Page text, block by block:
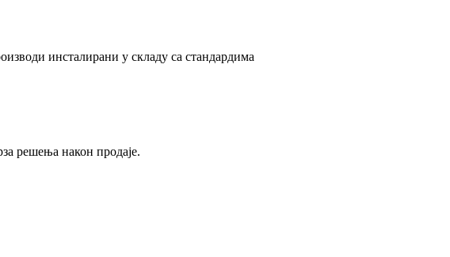
инсталирани у складу са стандардима
решења након продаје.